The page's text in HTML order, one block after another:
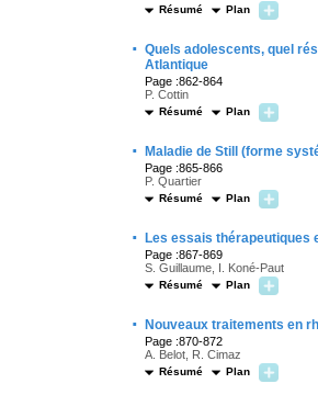
Résumé Plan
· Quels adolescents, quel
Atlantique
Page :862-864
P. Cottin
Résumé Plan
· Maladie de Still (forme
Page :865-866
P. Quartier
Résumé Plan
· Les essais thérapeutiques
Page :867-869
S. Guillaume, I. Koné-Paut
Résumé Plan
· Nouveaux traitements en
Page :870-872
A. Belot, R. Cimaz
Résumé Plan